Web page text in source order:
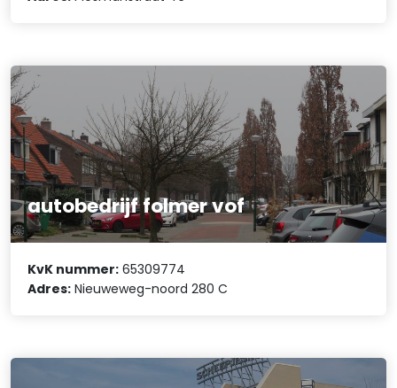
autobedrijf folmer vof
KvK nummer: 65309774
Adres: Nieuweweg-noord 280 C